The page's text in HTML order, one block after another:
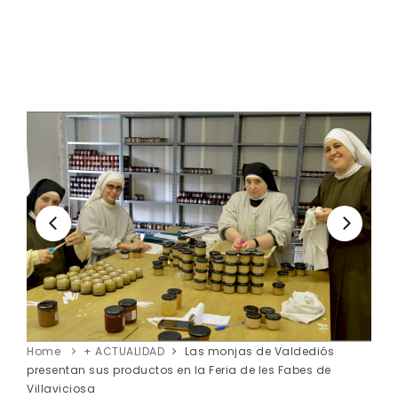
Home + ACTUALIDAD
Las monjas de Valdediós
presentan sus productos en la Feria de les Fabes de
Villaviciosa